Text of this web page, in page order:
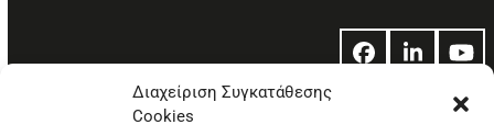
Διαχείριση Συγκατάθεσης
Cookies
Facebook
LinkedIn